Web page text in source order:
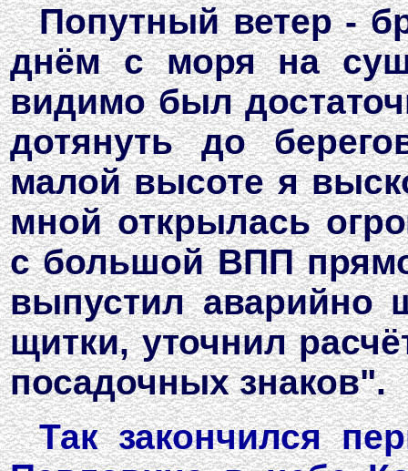
Попутный ветер -
днём с моря на
видимо был
дотянуть до
малой высоте я
мной открылась
с большой ВПП
выпустил аварийно
щитки, уточнил
посадочных знаков".
Так закончился